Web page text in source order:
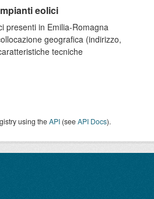
eolici
presenti in Emilia-Romagna
geografica (indirizzo,
tecniche
using theAPI (seeAPI Docs).